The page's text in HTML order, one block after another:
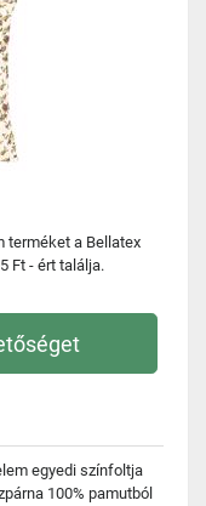
terméket a Bellatex
Ft - ért találja.
egyedi színfoltja
100% pamutból